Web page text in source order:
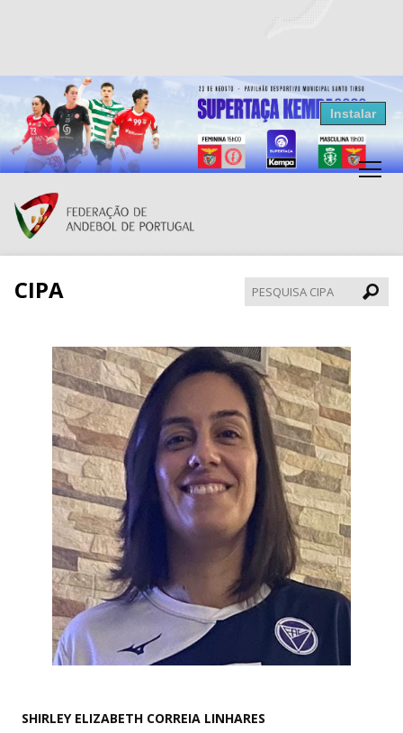
Resultados Andebol
Federação de Andebol de Portugal
Grátis - Disponivel na Play Store
Instalar
CIPA
CIPA
SHIRLEY ELIZABETH CORREIA LINHARES